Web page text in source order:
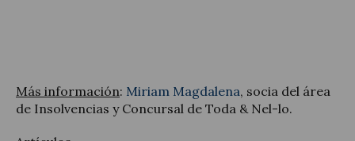
Más información: Miriam Magdalena, socia del área
de Insolvencias y Concursal de Toda & Nel-lo.